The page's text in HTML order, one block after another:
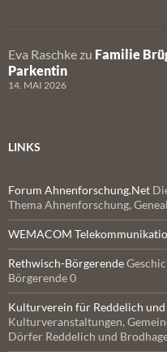
Eva Raschke zu Familie
Parkentin
14. MAI 2026
LINKS
Forum Ahnenforschung.Net
Thema Ahnenforschung,
WEMACOM
Rethwisch-Börgerende
Börgerende 0
Kulturverein für Reddelich und
Kulturveranstaltungen,
Dörfer Reddelich und